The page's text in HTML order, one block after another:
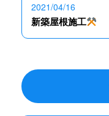
2021/04/16
新築屋根施工